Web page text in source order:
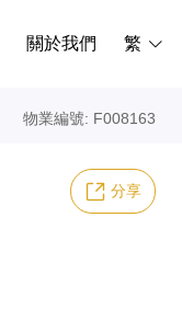
關於我們 繁
物業編號: F008163
分享